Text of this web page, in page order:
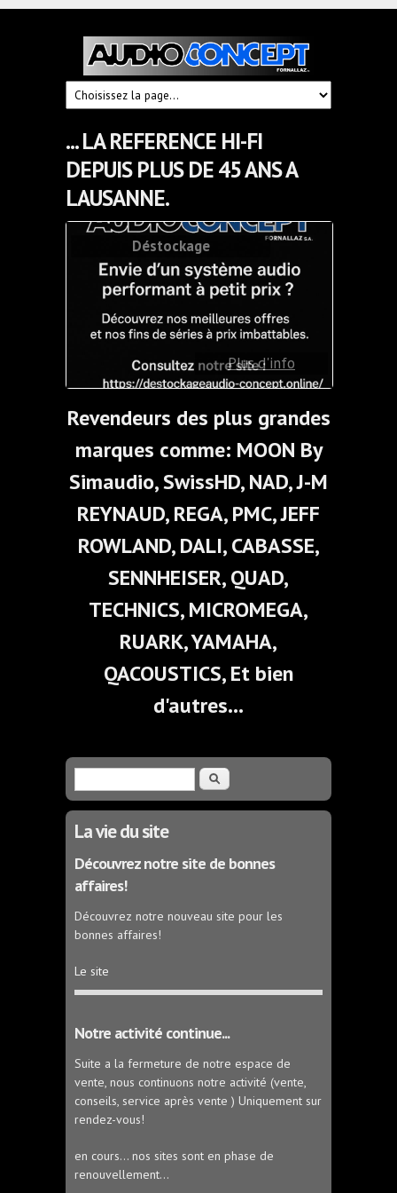
Audioconcept
Fornallaz
... LA REFERENCE HI-FI
DEPUIS PLUS DE 45 ANS A
LAUSANNE.
Déstockage
Plus d'info
Produits Rega
lien du site
lien du site
Tous les modèles en
écoute (sur rendez-
vous)
Toutes nos
enceintes JMR en
démo
Tous nos appareils
Moon en démo
Revendeurs des plus grandes
marques comme: MOON By
Simaudio, SwissHD, NAD, J-M
REYNAUD, REGA, PMC, JEFF
ROWLAND, DALI, CABASSE,
SENNHEISER, QUAD,
TECHNICS, MICROMEGA,
RUARK, YAMAHA,
QACOUSTICS, Et bien
d'autres...
Formulaire de recherche
Recherche
La vie du site
Découvrez notre site de bonnes
affaires!
Découvrez notre nouveau site pour les
bonnes affaires!
Le site
Notre activité continue...
Suite a la fermeture de notre espace de
vente, nous continuons notre activité (vente,
conseils, service après vente ) Uniquement sur
rendez-vous!
en cours... nos sites sont en phase de
renouvellement...